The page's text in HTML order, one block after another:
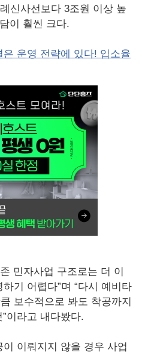
신사선보다 3조원 이상 높
이 훨씬 크다.
운영 전략에 있다! 입소율
민자사업 구조로는 더 이
기 어렵다”며 “다시 예비타
보수적으로 봐도 착공까지
이라고 내다봤다.
이뤄지지 않을 경우 사업